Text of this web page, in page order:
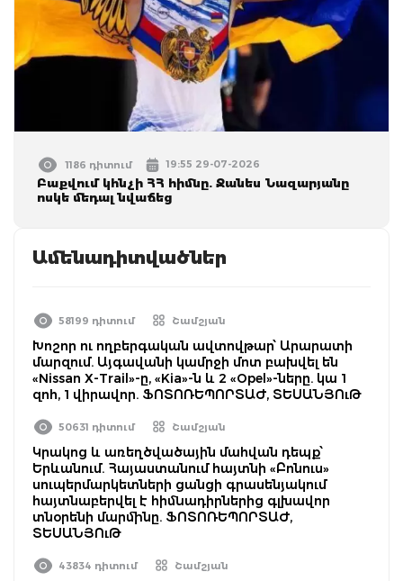
1186 դիտում 19:55 29-07-2026
Բաքվում կհնչի ՀՀ հիմնը. Ջանես Նազարյանը
ոսկե մեդալ նվաճեց
Ամենադիտվածներ
58199 դիտում Շամշյան
Խոշոր ու ողբերգական ավտովթար՝ Արարատի
մարզում. Այգավանի կամրջի մոտ բախվել են
«Nissan X-Trail»-ը, «Kia»-ն և 2 «Opel»-ները. կա 1
զոհ, 1 վիրավոր. ՖՈՏՈՌԵՊՈՐՏԱԺ, ՏԵՍԱՆՅՈւԹ
50631 դիտում Շամշյան
Կրակոց և առեղծվածային մահվան դեպք՝
Երևանում. Հայաստանում հայտնի «Բոնուս»
սուպերմարկետների ցանցի գրասենյակում
հայտնաբերվել է հիմնադիրներից գլխավոր
տնօրենի մարմինը. ՖՈՏՈՌԵՊՈՐՏԱԺ,
ՏԵՍԱՆՅՈւԹ
43834 դիտում Շամշյան